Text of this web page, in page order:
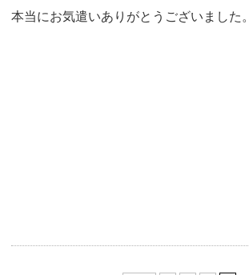
本当にお気遣いありがとうございました。